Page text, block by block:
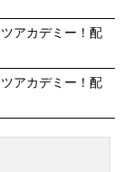
アカデミー！配
アカデミー！配